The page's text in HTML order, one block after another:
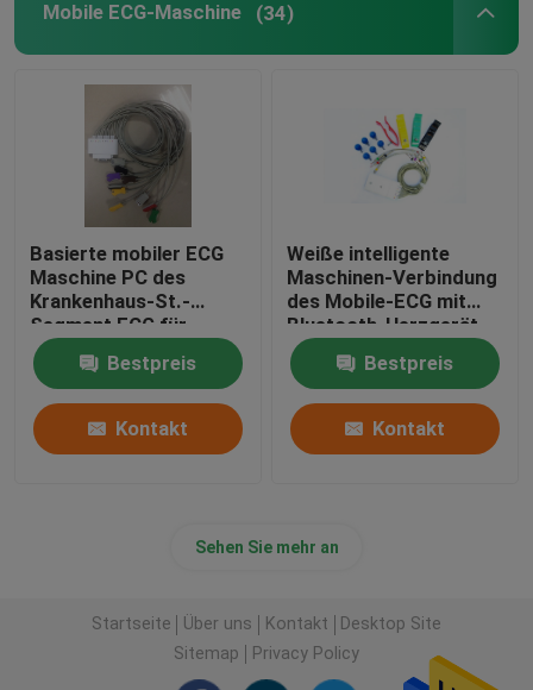
Mobile ECG-Maschine (34)
Basierte mobiler ECG
Maschine PC des
Krankenhaus-St.-
Segment ECG für
Druck-
Elektrokardiogramm
Bestpreis
Kontakt
Weiße intelligente
Maschinen-Verbindung
des Mobile-ECG mit
Bluetooth-Herzgerät
Bestpreis
Kontakt
Sehen Sie mehr an
Startseite Über uns Kontakt
Desktop Site
Sitemap
Privacy Policy